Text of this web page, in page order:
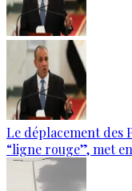
Le déplacement des
“ligne rouge”, met